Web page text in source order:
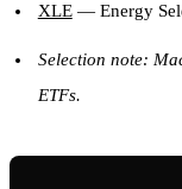
XLE— Energy
Selection note:
ETFs.